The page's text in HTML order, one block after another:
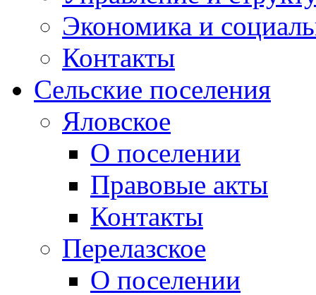
Экономика и
Контакты
Сельские поселения
Яловское
О поселении
Правовые акты
Контакты
Перелазское
О поселении